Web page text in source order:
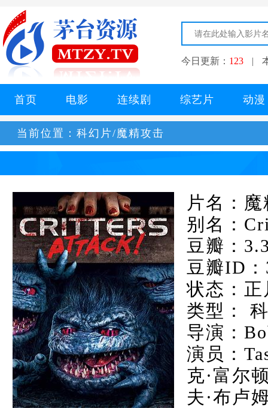
今日更新： 123 |
首页 电影 连续剧 综艺片 动漫
当前位置： 科幻片/魔精攻击
片名：
别名：
豆瓣：
豆瓣ID：
状态：正
类型：
导演：
演员：
克·富尔
夫·布卢